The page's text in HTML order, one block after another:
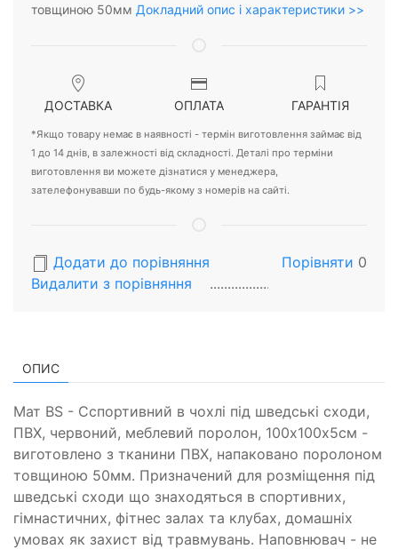
товщиною 50мм Докладний опис і характеристики >>
ДОСТАВКА ОПЛАТА ГАРАНТІЯ
*Якщо товару немає в наявності - термін виготовлення займає від
1 до 14 днів, в залежності від складності. Деталі про терміни
виготовлення ви можете дізнатися у менеджера,
зателефонувавши по будь-якому з номерів на сайті.
Додати до порівняння
Видалити з порiвняння
Порівняти 0
ОПИС
Мат BS - Cспортивний в чохлі під шведські сходи,
ПВХ, червоний, меблевий поролон, 100х100х5см -
виготовлено з тканини ПВХ, напаковано поролоном
товщиною 50мм. Призначений для розміщення під
шведські сходи що знаходяться в спортивних,
гімнастичних, фітнес залах та клубах, домашніх
умовах як захист від травмувань. Наповнювач - не